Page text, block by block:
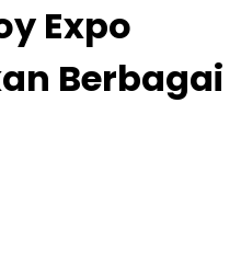
Expo
Berbagai